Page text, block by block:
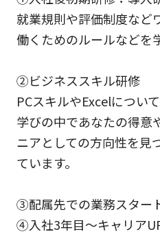
就業規則や評価制度など
働くためのルールなどを
②ビジネススキル研修
PCスキルやExcelについ
学びの中であなたの得意
ニアとしての方向性を見
ています。
③配属先での業務スター
④入社3年目～キャリア